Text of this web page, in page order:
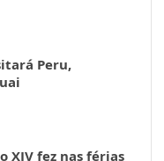
Peru,
XIV fez nas férias